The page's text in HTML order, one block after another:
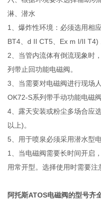
淋、潜水
1、爆炸性环境：必须选用相
BT4、d II CT5、Ex m I/II T4)
2、当管内流体有倒流现象时
列带止回功能电磁阀。
3、当需要对电磁阀进行现场
OK72-S系列带手动功能电磁阀
4、露天安装或粉尘多场合应
以上)。
5、用于喷泉必须采用潜水型
1、当电磁阀需要长时间开启
用常开型。选择使用时需要注
阿托斯ATOS电磁阀的型号齐